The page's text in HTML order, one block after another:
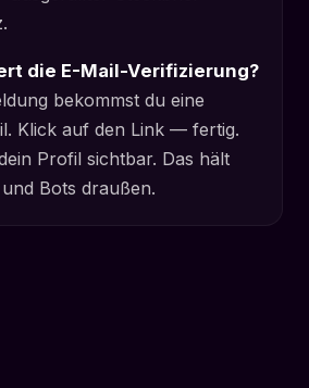
die E-Mail-Verifizierung?
bekommst du eine
Klick auf den Link — fertig.
Profil sichtbar. Das hält
Bots draußen.